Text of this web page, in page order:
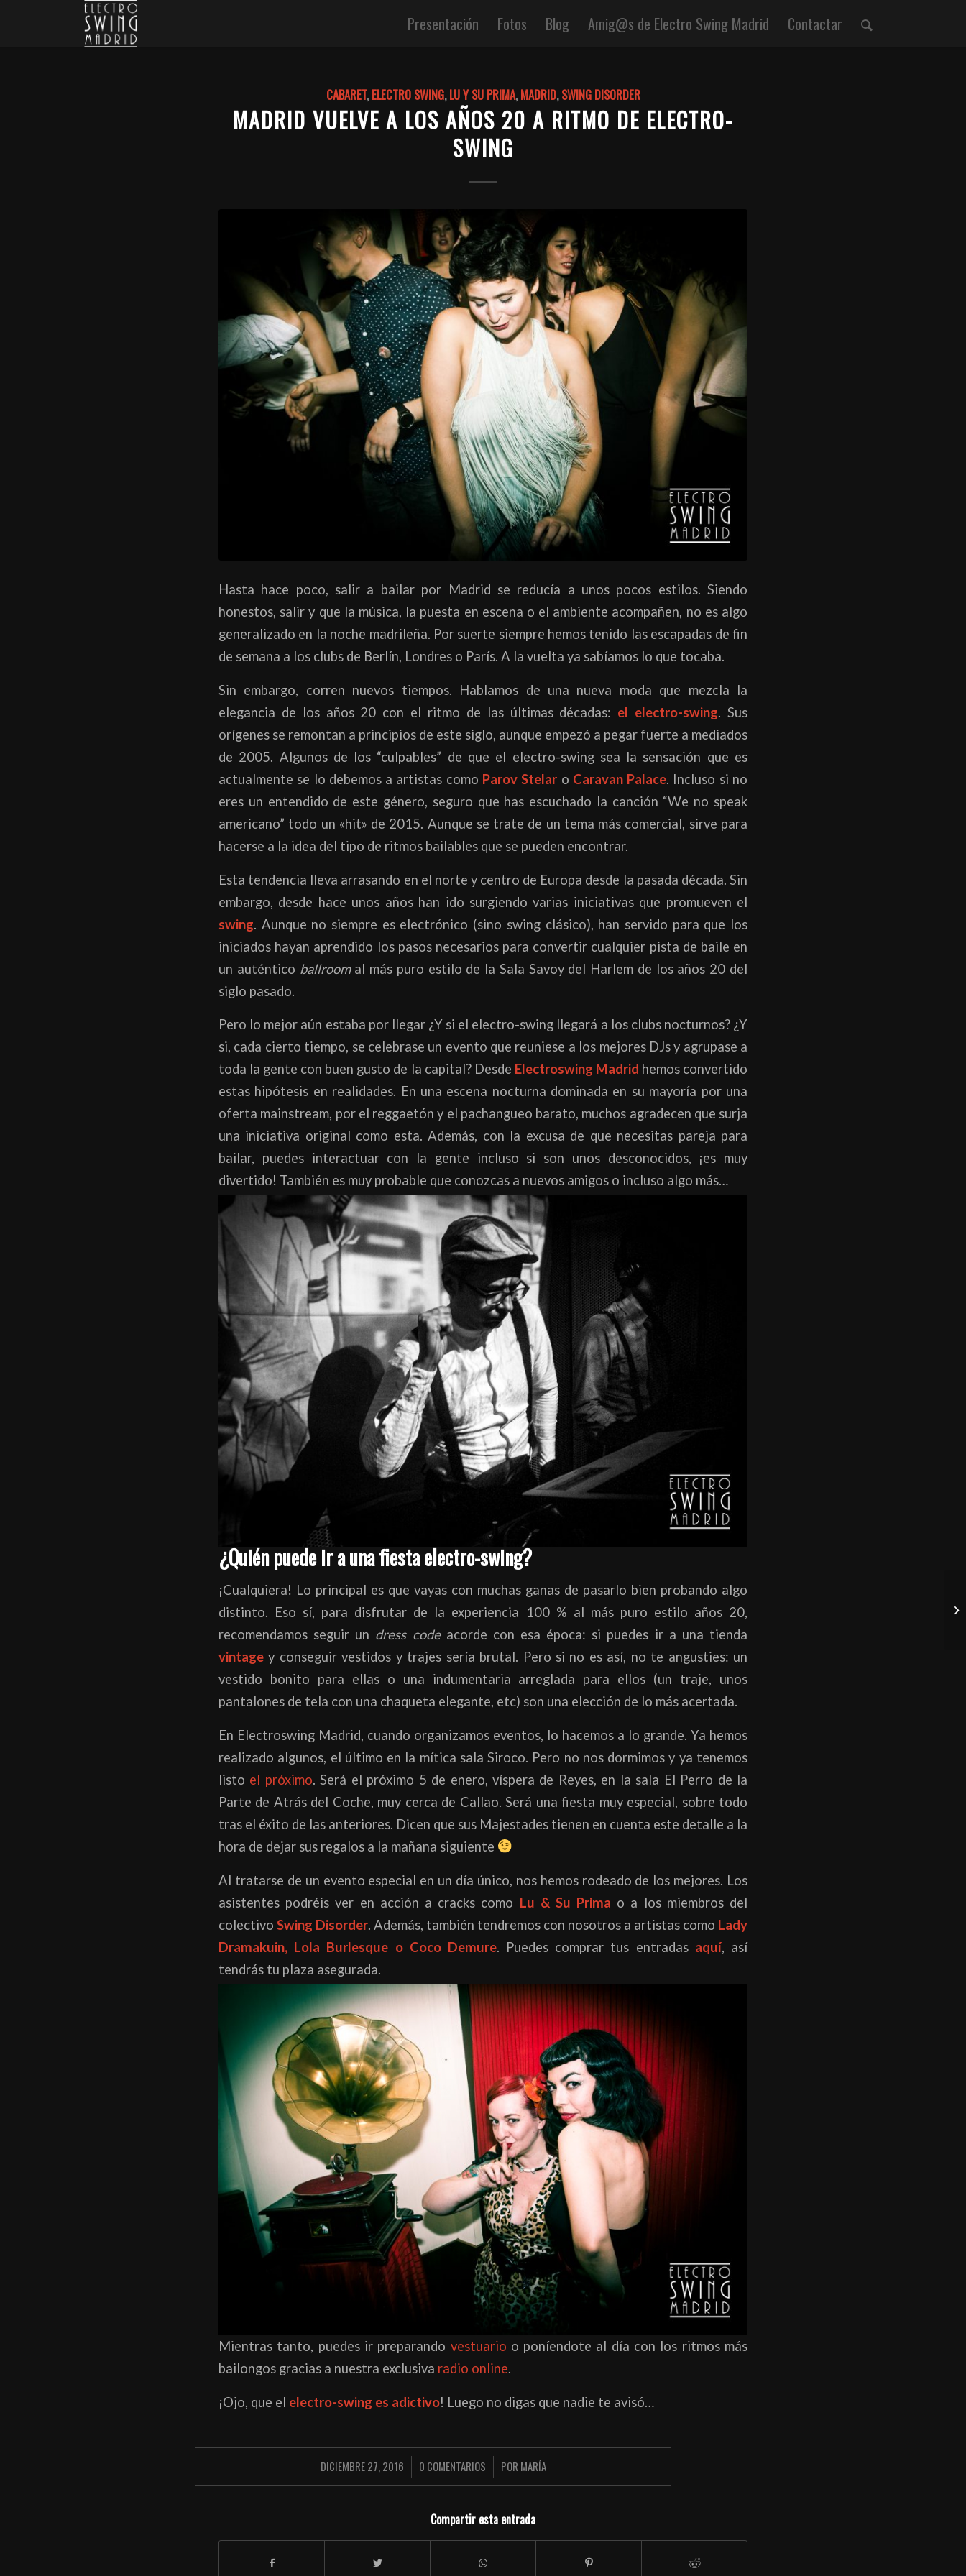
Presentación Fotos Blog Amig@s de Electro Swing Madrid Contactar
CABARET,ELECTRO SWING,LU Y SU PRIMA,MADRID,SWING DISORDER
MADRID VUELVE A LOS AÑOS 20 A RITMO DE ELECTRO-
SWING
Hasta hace poco, salir a bailar por Madrid se reducía a unos pocos estilos. Siendo
honestos, salir y que la música, la puesta en escena o el ambiente acompañen, no es algo
generalizado en la noche madrileña. Por suerte siempre hemos tenido las escapadas de fin
de semana a los clubs de Berlín, Londres o París. A la vuelta ya sabíamos lo que tocaba.
Sin embargo, corren nuevos tiempos. Hablamos de una nueva moda que mezcla la
elegancia de los años 20 con el ritmo de las últimas décadas: el electro-swing. Sus
orígenes se remontan a principios de este siglo, aunque empezó a pegar fuerte a mediados
de 2005. Algunos de los “culpables” de que el electro-swing sea la sensación que es
actualmente se lo debemos a artistas como Parov Stelar o Caravan Palace. Incluso si no
eres un entendido de este género, seguro que has escuchado la canción “We no speak
americano” todo un «hit» de 2015. Aunque se trate de un tema más comercial, sirve para
hacerse a la idea del tipo de ritmos bailables que se pueden encontrar.
Esta tendencia lleva arrasando en el norte y centro de Europa desde la pasada década. Sin
embargo, desde hace unos años han ido surgiendo varias iniciativas que promueven el
swing. Aunque no siempre es electrónico (sino swing clásico), han servido para que los
iniciados hayan aprendido los pasos necesarios para convertir cualquier pista de baile en
un auténtico ballroom al más puro estilo de la Sala Savoy del Harlem de los años 20 del
siglo pasado.
Pero lo mejor aún estaba por llegar ¿Y si el electro-swing llegará a los clubs nocturnos? ¿Y
si, cada cierto tiempo, se celebrase un evento que reuniese a los mejores DJs y agrupase a
toda la gente con buen gusto de la capital? Desde Electroswing Madrid hemos convertido
estas hipótesis en realidades. En una escena nocturna dominada en su mayoría por una
oferta mainstream, por el reggaetón y el pachangueo barato, muchos agradecen que surja
una iniciativa original como esta. Además, con la excusa de que necesitas pareja para
bailar, puedes interactuar con la gente incluso si son unos desconocidos, ¡es muy
divertido! También es muy probable que conozcas a nuevos amigos o incluso algo más…
¿Quién puede ir a una fiesta electro-swing?
¡Cualquiera! Lo principal es que vayas con muchas ganas de pasarlo bien probando algo
distinto. Eso sí, para disfrutar de la experiencia 100 % al más puro estilo años 20,
recomendamos seguir un dress codeacorde con esa época: si puedes ir a una tienda
vintage y conseguir vestidos y trajes sería brutal. Pero si no es así, no te angusties: un
vestido bonito para ellas o una indumentaria arreglada para ellos (un traje, unos
pantalones de tela con una chaqueta elegante, etc) son una elección de lo más acertada.
En Electroswing Madrid, cuando organizamos eventos, lo hacemos a lo grande. Ya hemos
realizado algunos, el último en la mítica sala Siroco. Pero no nos dormimos y ya tenemos
listo el próximo. Será el próximo 5 de enero, víspera de Reyes, en la sala El Perro de la
Parte de Atrás del Coche, muy cerca de Callao. Será una fiesta muy especial, sobre todo
tras el éxito de las anteriores. Dicen que sus Majestades tienen en cuenta este detalle a la
hora de dejar sus regalos a la mañana siguiente
Al tratarse de un evento especial en un día único, nos hemos rodeado de los mejores. Los
asistentes podréis ver en acción a cracks como Lu & Su Prima o a los miembros del
colectivo Swing Disorder. Además, también tendremos con nosotros a artistas como Lady
Dramakuin, Lola Burlesque o Coco Demure. Puedes comprar tus entradas aquí, así
tendrás tu plaza asegurada.
Mientras tanto, puedes ir preparando vestuario o poníendote al día con los ritmos más
bailongos gracias a nuestra exclusiva radio online.
¡Ojo, que el electro-swing es adictivo! Luego no digas que nadie te avisó…
DICIEMBRE 27, 2016
/ 0 COMENTARIOS
/ POR MARÍA
Compartir esta entrada